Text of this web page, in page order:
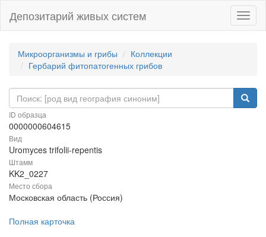
Депозитарий живых систем
Микроорганизмы и грибы
Коллекции
Гербарий фитопатогенных грибов
ID образца
0000000604615
Вид
Uromyces trifolii-repentis
Штамм
KK2_0227
Место сбора
Московская область (Россия)
Полная карточка